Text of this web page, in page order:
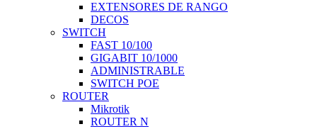
EXTENSORES DE RANGO
DECOS
SWITCH
FAST 10/100
GIGABIT 10/1000
ADMINISTRABLE
SWITCH POE
ROUTER
Mikrotik
ROUTER N